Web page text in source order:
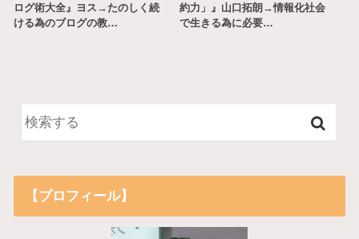
ログ術大全』ヨス→たのしく続
ける為のブログの教…
約力」』山口拓朗→情報化社会
で生きる為に必要…
【プロフィール】